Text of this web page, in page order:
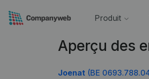
Produit
Aperçu des
Joenat (BE